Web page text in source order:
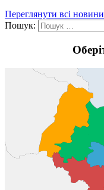
Переглянути всі новини
Пошук: